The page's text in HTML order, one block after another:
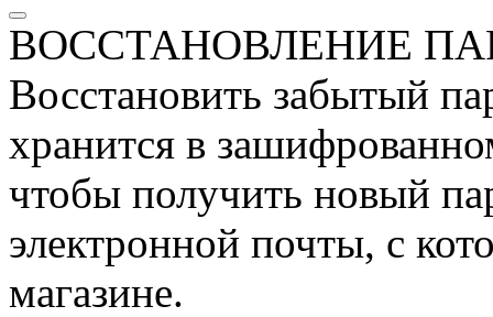
ВОССТАНОВЛЕНИЕ
Восстановить забытый
хранится в
чтобы получить новый
электронной почты, с
магазине.